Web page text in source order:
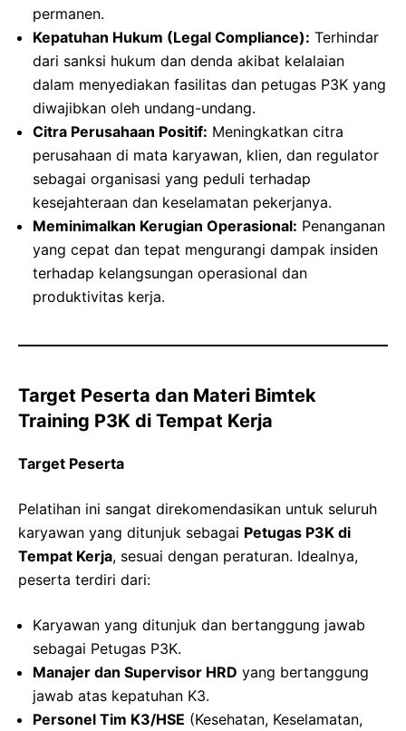
permanen.
Kepatuhan Hukum (Legal Compliance): Terhindar
dari sanksi hukum dan denda akibat kelalaian
dalam menyediakan fasilitas dan petugas P3K yang
diwajibkan oleh undang-undang.
Citra Perusahaan Positif: Meningkatkan citra
perusahaan di mata karyawan, klien, dan regulator
sebagai organisasi yang peduli terhadap
kesejahteraan dan keselamatan pekerjanya.
Meminimalkan Kerugian Operasional: Penanganan
yang cepat dan tepat mengurangi dampak insiden
terhadap kelangsungan operasional dan
produktivitas kerja.
Target Peserta dan Materi Bimtek
Training P3K di Tempat Kerja
Target Peserta
Pelatihan ini sangat direkomendasikan untuk seluruh
karyawan yang ditunjuk sebagai Petugas P3K di
Tempat Kerja, sesuai dengan peraturan. Idealnya,
peserta terdiri dari:
Karyawan yang ditunjuk dan bertanggung jawab
sebagai Petugas P3K.
Manajer dan Supervisor HRD yang bertanggung
jawab atas kepatuhan K3.
Personel Tim K3/HSE (Kesehatan, Keselamatan,